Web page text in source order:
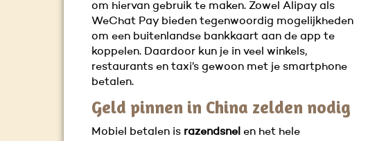
om hiervan gebruik te maken. Zowel Alipay als
WeChat Pay bieden tegenwoordig mogelijkheden
om een buitenlandse bankkaart aan de app te
koppelen. Daardoor kun je in veel winkels,
restaurants en taxi’s gewoon met je smartphone
betalen.
Geld pinnen in China zelden nodig
Mobiel betalen is razendsnel en het hele